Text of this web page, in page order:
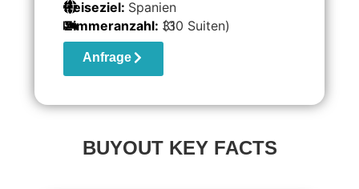
Reiseziel: Spanien
Zimmeranzahl: 31
(30 Suiten)
Anfrage
BUYOUT KEY FACTS